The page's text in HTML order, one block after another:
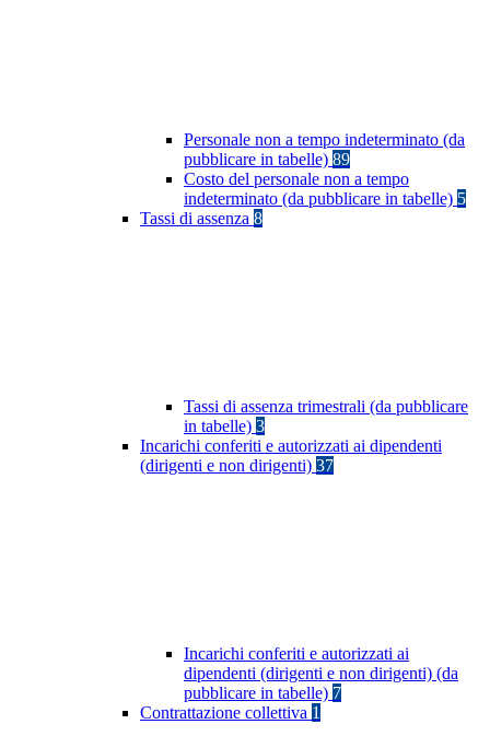
Personale non a tempo indeterminato (da
pubblicare in tabelle) 89
Costo del personale non a tempo
indeterminato (da pubblicare in tabelle) 5
Tassi di assenza 8
Tassi di assenza trimestrali (da pubblicare
in tabelle) 3
Incarichi conferiti e autorizzati ai dipendenti
(dirigenti e non dirigenti) 37
Incarichi conferiti e autorizzati ai
dipendenti (dirigenti e non dirigenti) (da
pubblicare in tabelle) 7
Contrattazione collettiva 1